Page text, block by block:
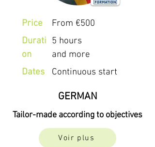
Price
Durati
on
Dates
From €500
5 hours
and more
Continuous start
GERMAN
Tailor-made according to objectives
Voir plus